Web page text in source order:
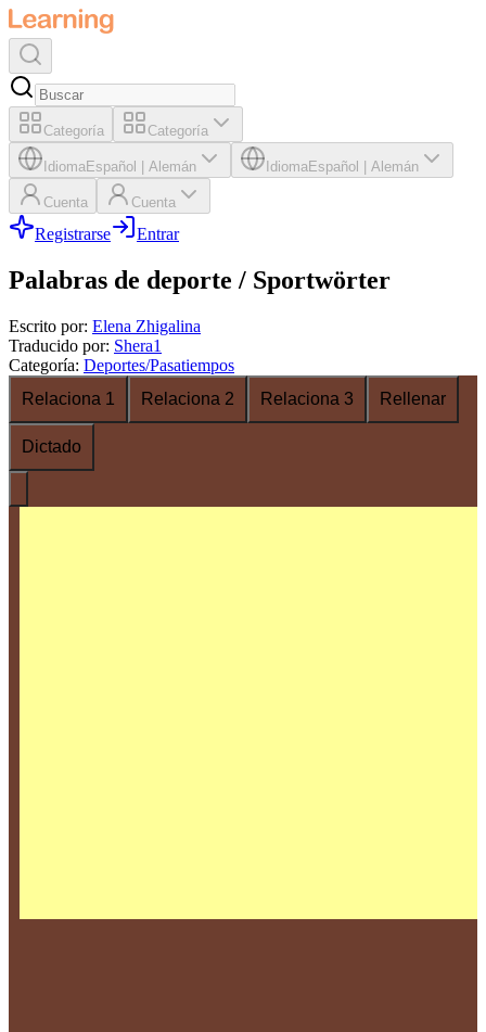
Categoría Categoría
IdiomaEspañol Alemán IdiomaEspañol Alemán
Cuenta Cuenta
Registrarse Entrar
Palabras de deporte / Sportwörter
Escrito por: Elena Zhigalina
Traducido por: Shera1
Categoría: Deportes/Pasatiempos
Relaciona 1
Relaciona 2 Relaciona 3 Rellenar
Dictado